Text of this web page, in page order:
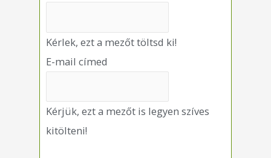
Kérlek, ezt a mezőt töltsd ki!
E-mail címed
Kérjük, ezt a mezőt is legyen szíves
kitölteni!